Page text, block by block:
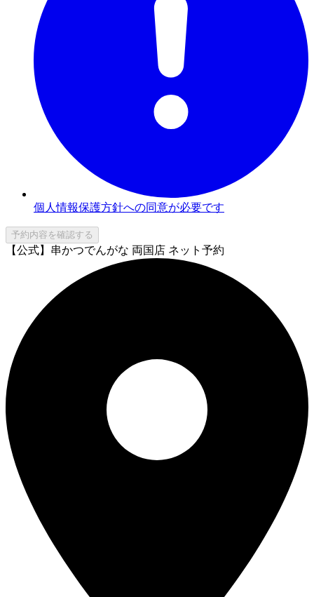
個人情報保護方針への同意が必要です
予約内容を確認する
【公式】串かつでんがな 両国店 ネット予約